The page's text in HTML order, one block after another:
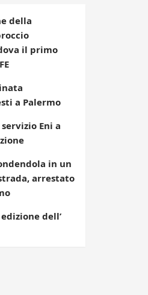
della
il primo
a Palermo
Eni a
in un
arrestato
dell’